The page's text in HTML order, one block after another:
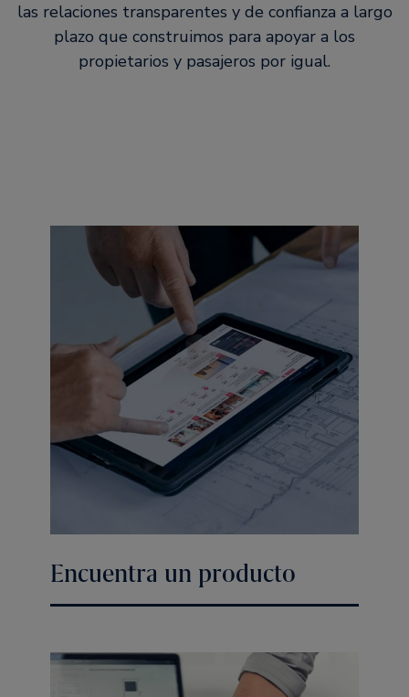
las relaciones transparentes y de confianza a largo
plazo que construimos para apoyar a los
propietarios y pasajeros por igual.
Encuentra un producto